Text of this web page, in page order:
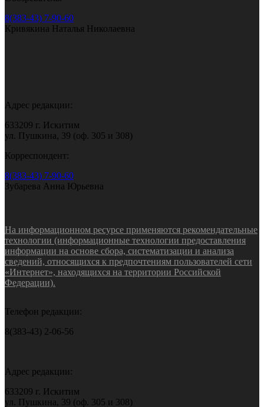
8(383-43) 7-90-60
Кривякина Наталья Николаевна
Адрес редакции:
633209 г. Искитим
ул. Пушкина, 39 (оф. 305 и 308)
Корреспондент:
8(383-43) 7-90-60
Зубарева Анна Юрьевна
На информационном ресурсе применяются рекомендательные
технологии (информационные технологии предоставления
информации на основе сбора, систематизации и анализа
сведений, относящихся к предпочтениям пользователей сети
«Интернет», находящихся на территории Российской
Федерации).
Телефон редакции:
8(383-43) 2-06-56
Адрес редакции:
633209 г. Искитим
ул. Пушкина, 39 (оф. 305 и 308)